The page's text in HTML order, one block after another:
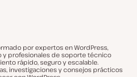
por expertos en WordPress,
y profesionales de soporte técnico
rápido, seguro y escalable.
investigaciones y consejos prácticos